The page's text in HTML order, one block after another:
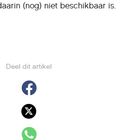
Deel dit artikel
(nog) niet beschikbaar is.